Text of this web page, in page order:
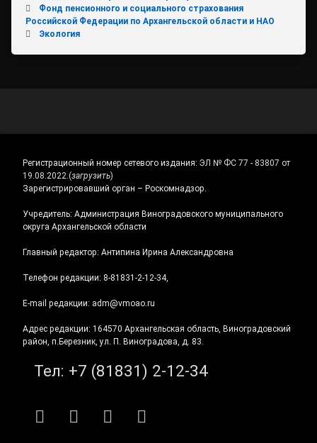
Фонд пенсионного и социального страхования
Российской Федерации по Архангельской области и НАО
Экология
Регистрационный номер сетевого издания: ЭЛ № ФС 77 - 83807 от
19.08.2022.(загрузить)
Зарегистрировавший орган – Роскомнадзор.
Учредитель: Администрация Виноградовского муниципального
округа Архангельской области
Главный редактор: Антипина Ирина Александровна
Телефон редакции: 8-81831-2-12-34,
E-mail редакции: adm@vmoao.ru
Адрес редакции: 164570 Архангельская область, Виноградовский
район, п.Березник, ул. П. Виноградова, д. 83.
Тел: +7 (81831) 2-12-34
RSS E-mailВКонтакте
Telegram